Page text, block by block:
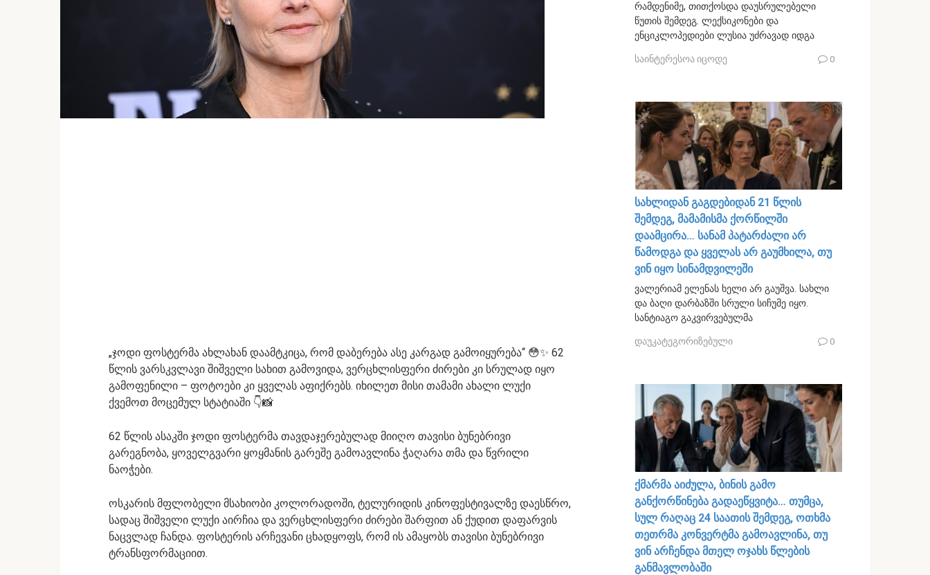
„ჯოდი ფოსტერმა ახლახან დაამტკიცა, რომ დაბერება ასე კარგად გამოიყურება“ 😳✨ 62
წლის ვარსკვლავი შიშველი სახით გამოვიდა, ვერცხლისფერი ძირები კი სრულად იყო
გამოფენილი – ფოტოები კი ყველას აფიქრებს. იხილეთ მისი თამამი ახალი ლუქი
ქვემოთ მოცემულ სტატიაში 👇📸
62 წლის ასაკში ჯოდი ფოსტერმა თავდაჯერებულად მიიღო თავისი ბუნებრივი
გარეგნობა, ყოველგვარი ყოყმანის გარეშე გამოავლინა ჭაღარა თმა და წვრილი
ნაოჭები.
ოსკარის მფლობელი მსახიობი კოლორადოში, ტელურიდის კინოფესტივალზე დაესწრო,
სადაც შიშველი ლუქი აირჩია და ვერცხლისფერი ძირები შარფით ან ქუდით დაფარვის
ნაცვლად ჩანდა. ფოსტერის არჩევანი ცხადყოფს, რომ ის ამაყობს თავისი ბუნებრივი
ტრანსფორმაციით.
რამდენიმე, თითქოსდა დაუსრულებელი
წუთის შემდეგ. ლექსიკონები და
ენციკლოპედიები ლუსია უძრავად იდგა
საინტერესოა იცოდე 0
სახლიდან გაგდებიდან 21 წლის
შემდეგ, მამამისმა ქორწილში
დაამცირა… სანამ პატარძალი არ
წამოდგა და ყველას არ გაუმხილა, თუ
ვინ იყო სინამდვილეში
ვალერიამ ელენას ხელი არ გაუშვა. სახლი
და ბაღი დარბაზში სრული სიჩუმე იყო.
სანტიაგო გაკვირვებულმა
დაუკატეგორიზებული 0
ქმარმა აიძულა, ბინის გამო
განქორწინება გადაეწყვიტა… თუმცა,
სულ რაღაც 24 საათის შემდეგ, ოთხმა
თეთრმა კონვერტმა გამოავლინა, თუ
ვინ არჩენდა მთელ ოჯახს წლების
განმავლობაში